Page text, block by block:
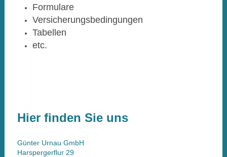
Formulare
Versicherungsbedingungen
Tabellen
etc.
Hier finden Sie uns
Günter Urnau GmbH
Harspergerflur 29